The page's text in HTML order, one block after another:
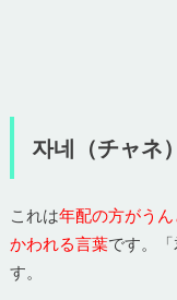
자네（チャネ）
これは年配の方がう
かわれる言葉です。
す。